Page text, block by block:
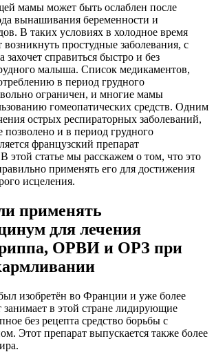
мамы может быть ослаблен после
вынашивания беременности и
В таких условиях в холодное время
возникнуть простудные заболевания, с
справиться быстро и без
малыша. Список медикаментов,
в период грудного
ограничен, и многие мамы
гомеопатических средств. Одним
острых респираторных заболеваний,
позволено и в период грудного
французский препарат
этой статье мы расскажем о том, что это
применять его для достижения
исцеления.
применять
для лечения
ОРВИ и ОРЗ при
изобретён во Франции и уже более
занимает в этой стране лидирующие
без рецепта средство борьбы с
Этот препарат выпускается также более